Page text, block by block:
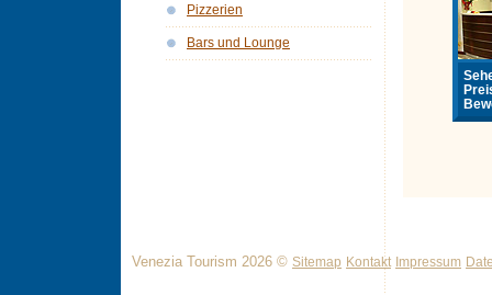
Pizzerien
Bars und Lounge
Venezia Tourism 2026 © Sitemap Kontakt Impressum